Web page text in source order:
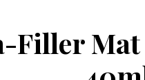
Filler